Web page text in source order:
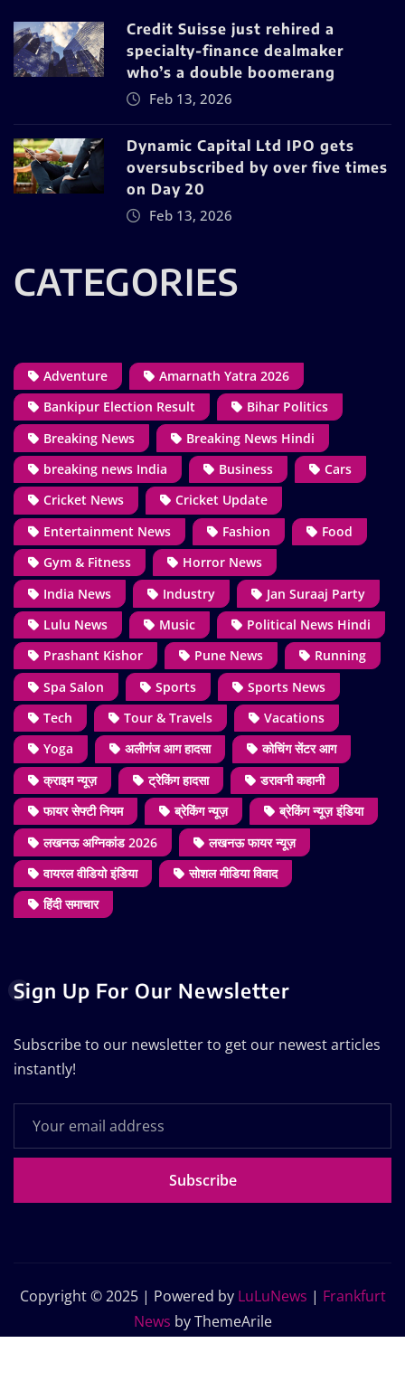
Credit Suisse just rehired a
specialty-finance dealmaker
who’s a double boomerang
Feb 13, 2026
Dynamic Capital Ltd IPO gets
oversubscribed by over five times
on Day 20
Feb 13, 2026
CATEGORIES
Adventure
Amarnath Yatra 2026
Bankipur Election Result
Bihar Politics
Breaking News
Breaking News Hindi
breaking news India
Business
Cars
Cricket News
Cricket Update
Entertainment News
Fashion
Food
Gym & Fitness
Horror News
India News
Industry
Jan Suraaj Party
Lulu News
Music
Political News Hindi
Prashant Kishor
Pune News
Running
Spa Salon
Sports
Sports News
Tech
Tour & Travels
Vacations
Yoga
अलीगंज आग हादसा
कोचिंग सेंटर आग
क्राइम न्यूज़
ट्रेकिंग हादसा
डरावनी कहानी
फायर सेफ्टी नियम
ब्रेकिंग न्यूज़
ब्रेकिंग न्यूज़ इंडिया
लखनऊ अग्निकांड 2026
लखनऊ फायर न्यूज़
वायरल वीडियो इंडिया
सोशल मीडिया विवाद
हिंदी समाचार
Sign Up For Our Newsletter
Subscribe to our newsletter to get our newest articles
instantly!
Subscribe
Copyright © 2025 | Powered by LuLuNews | Frankfurt
News by ThemeArile